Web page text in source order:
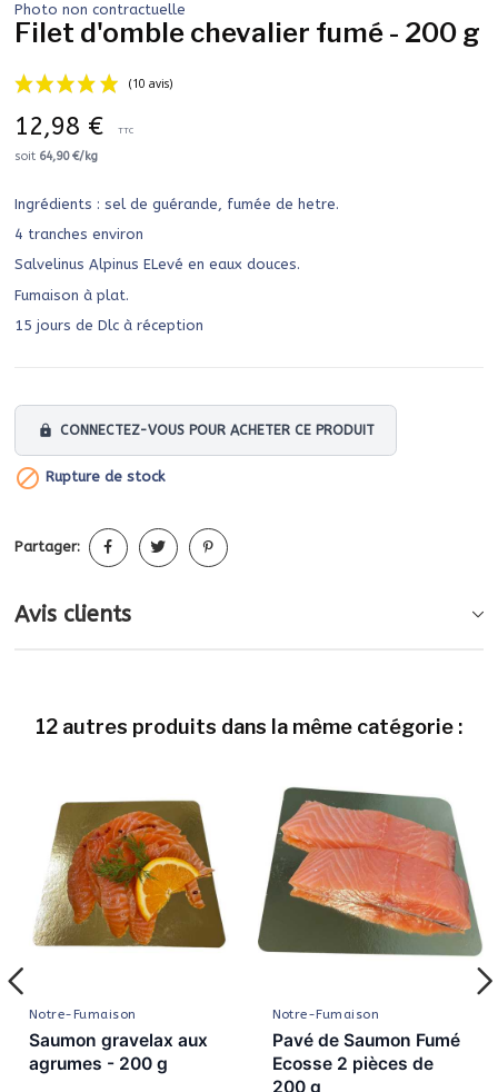
Photo non contractuelle
Filet d'omble chevalier fumé - 200 g
(10 avis)
12,98 € TTC
soit 64,90 €/kg
Ingrédients : sel de guérande, fumée de hetre.
4 tranches environ
Salvelinus Alpinus ELevé en eaux douces.
Fumaison à plat.
15 jours de Dlc à réception
lock CONNECTEZ-VOUS POUR ACHETER CE PRODUIT
 Rupture de stock
Partager:
Avis clients
12 autres produits dans la même catégorie :
Notre-Fumaison
Saumon gravelax aux
agrumes - 200 g
Notre-Fumaison
Pavé de Saumon Fumé
Ecosse 2 pièces de
200 g